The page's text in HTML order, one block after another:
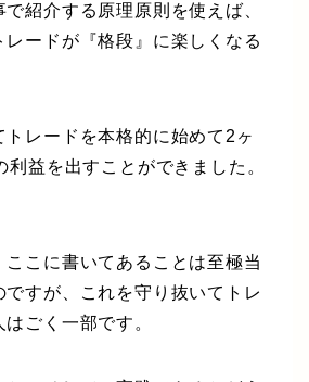
紹介する原理原則を使えば、
レードが『格段』に楽しくなる
レードを本格的に始めて2ヶ
利益を出すことができました。
ここに書いてあることは至極当
ですが、これを守り抜いてトレ
ごく一部です。